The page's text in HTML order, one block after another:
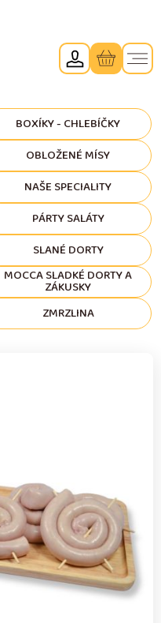
BOXÍKY - CHLEBÍČKY
OBLOŽENÉ MÍSY
NAŠE SPECIALITY
PÁRTY SALÁTY
SLANÉ DORTY
MOCCA SLADKÉ DORTY A
ZÁKUSKY
ZMRZLINA